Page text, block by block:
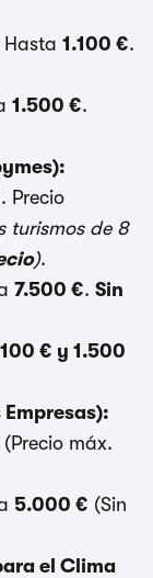
Hasta 1.100 €.
1.500 €.
. Precio
turismos de 8
).
7.500 €. Sin
€ y 1.500
(Precio máx.
5.000 € (Sin
el Clima